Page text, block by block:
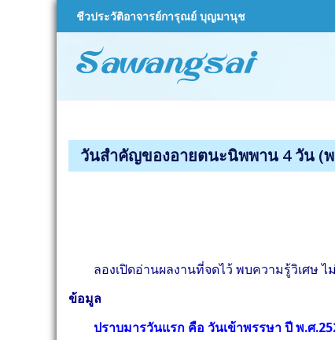
Skip
content
ชีวประวัติอาจารย์การุณย์ บุญมานุช
วันสำคัญของอายตนะนิพพาน 4 วัน (พ
ลองเปิดอ่านผลงานที่จดไว้ พบความรู้วิเศษ ไ
ข้อมูล
ปราบมารวันแรก คือ วันเข้าพรรษา ปี พ.ศ